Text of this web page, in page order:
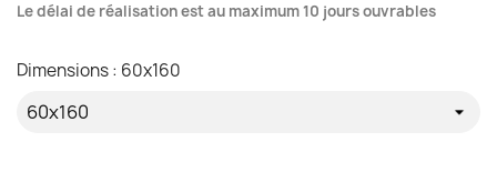
Le délai de réalisation est au maximum 10 jours ouvrables
Dimensions : 60x160